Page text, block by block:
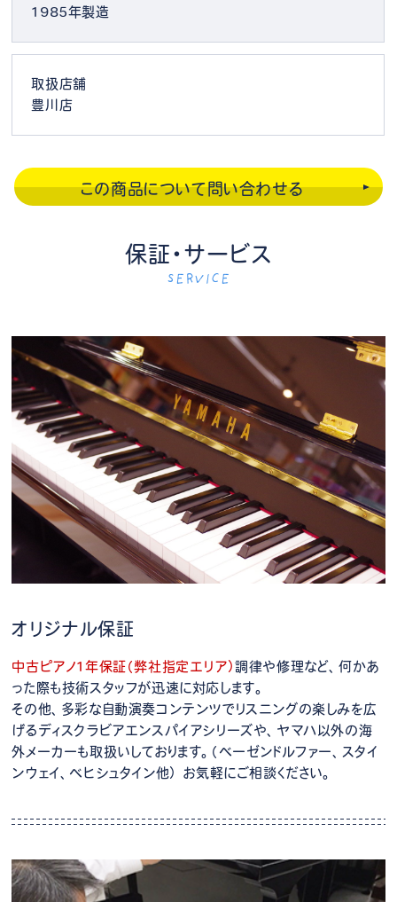
1985年製造
取扱店舗
豊川店
この商品について問い合わせる
保証・サービス
SERVICE
オリジナル保証
中古ピアノ1年保証（弊社指定エリア）調律や修理など、何かあ
った際も技術スタッフが迅速に対応します。
その他、多彩な自動演奏コンテンツでリスニングの楽しみを広
げるディスクラビアエンスパイアシリーズや、ヤマハ以外の海
外メーカーも取扱いしております。（ベーゼンドルファー、スタイ
ンウェイ、ベヒシュタイン他） お気軽にご相談ください。